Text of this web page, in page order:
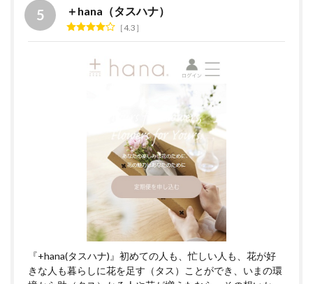
＋hana（タスハナ）
4.3
『+hana(タスハナ)』初めての人も、忙しい人も、花が好
きな人も暮らしに花を足す（タス）ことができ、いまの環